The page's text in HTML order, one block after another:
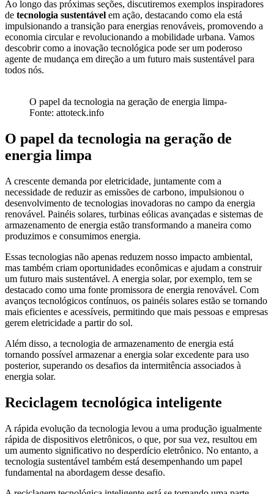
Ao longo das próximas seções, discutiremos exemplos inspiradores
de tecnologia sustentável em ação, destacando como ela está
impulsionando a transição para energias renováveis, promovendo a
economia circular e revolucionando a mobilidade urbana. Vamos
descobrir como a inovação tecnológica pode ser um poderoso
agente de mudança em direção a um futuro mais sustentável para
todos nós.
O papel da tecnologia na geração de energia limpa-
Fonte: attoteck.info
O papel da tecnologia na geração de
energia limpa
A crescente demanda por eletricidade, juntamente com a
necessidade de reduzir as emissões de carbono, impulsionou o
desenvolvimento de tecnologias inovadoras no campo da energia
renovável. Painéis solares, turbinas eólicas avançadas e sistemas de
armazenamento de energia estão transformando a maneira como
produzimos e consumimos energia.
Essas tecnologias não apenas reduzem nosso impacto ambiental,
mas também criam oportunidades econômicas e ajudam a construir
um futuro mais sustentável. A energia solar, por exemplo, tem se
destacado como uma fonte promissora de energia renovável. Com
avanços tecnológicos contínuos, os painéis solares estão se tornando
mais eficientes e acessíveis, permitindo que mais pessoas e empresas
gerem eletricidade a partir do sol.
Além disso, a tecnologia de armazenamento de energia está
tornando possível armazenar a energia solar excedente para uso
posterior, superando os desafios da intermitência associados à
energia solar.
Reciclagem tecnológica inteligente
A rápida evolução da tecnologia levou a uma produção igualmente
rápida de dispositivos eletrônicos, o que, por sua vez, resultou em
um aumento significativo no desperdício eletrônico. No entanto, a
tecnologia sustentável também está desempenhando um papel
fundamental na abordagem desse desafio.